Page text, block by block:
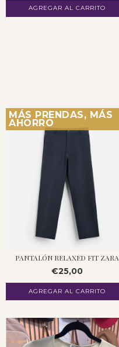
MÁS PRENDAS, MÁS
AHORRO
PANTALÓN RELAXED FIT ZARA
€25,00